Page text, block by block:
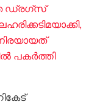
ഡ്ര​ഗ്സ്
പകർത്തി